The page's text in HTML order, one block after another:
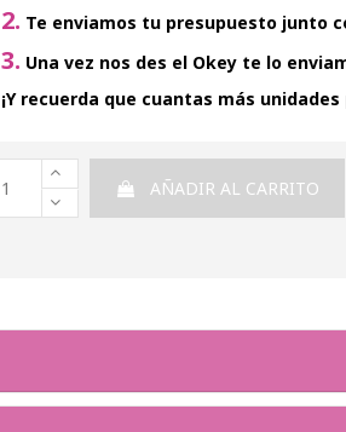
2. Te enviamos tu presupuesto junto
3. Una vez nos des el Okey te lo
¡Y recuerda que cuantas más unidades
AÑADIR AL CARRITO